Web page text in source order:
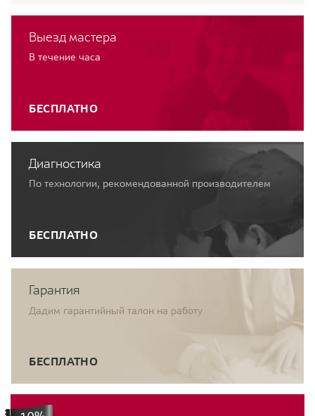
Выезд мастера
В течение часа
БЕСПЛАТНО
Диагностика
По технологии, рекомендованной производителем
БЕСПЛАТНО
Гарантия
Дадим гарантийный талон на работу
БЕСПЛАТНО